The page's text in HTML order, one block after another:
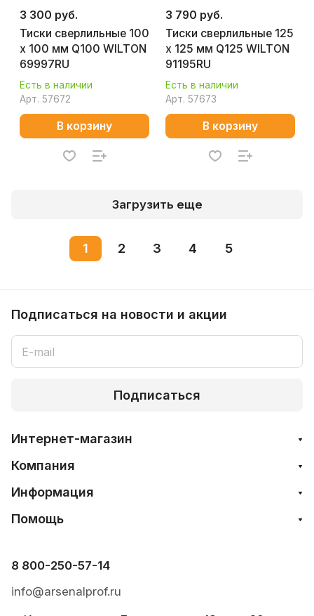
3 300 руб.
Тиски сверлильные 100
х 100 мм Q100 WILTON
69997RU
Есть в наличии
Арт. 57672
В корзину
3 790 руб.
Тиски сверлильные 125
х 125 мм Q125 WILTON
91195RU
Есть в наличии
Арт. 57673
В корзину
Загрузить еще
1 2 3 4 5
Подписаться на новости и акции
Подписаться
Интернет-магазин
Компания
Информация
Помощь
8 800-250-57-14
info@arsenalprof.ru